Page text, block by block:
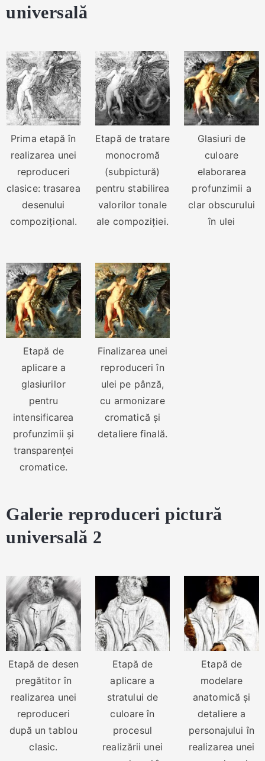
universală
Prima etapă în
realizarea unei
reproduceri
clasice: trasarea
desenului
compozițional.
Etapă de tratare
monocromă
(subpictură)
pentru stabilirea
valorilor tonale
ale compoziției.
Glasiuri de
culoare
elaborarea
profunzimii a
clar obscurului
în ulei
Etapă de
aplicare a
glasiurilor
pentru
intensificarea
profunzimii și
transparenței
cromatice.
Finalizarea unei
reproduceri în
ulei pe pânză,
cu armonizare
cromatică și
detaliere finală.
Galerie reproduceri pictură
universală 2
Etapă de desen
pregătitor în
realizarea unei
reproduceri
după un tablou
clasic.
Etapă de
aplicare a
stratului de
culoare în
procesul
realizării unei
Etapă de
modelare
anatomică și
detaliere a
personajului în
realizarea unei